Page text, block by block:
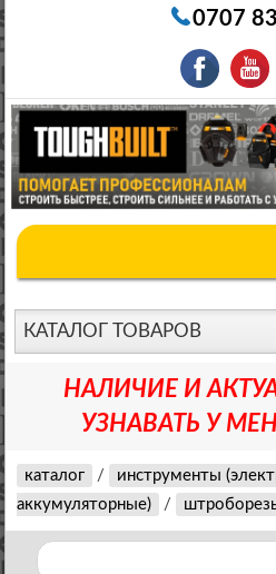
0707
КАТАЛОГ ТОВАРОВ
НАЛИЧИЕ И
УЗНАВАТЬ У
каталог /
инструменты
аккумуляторные)
/